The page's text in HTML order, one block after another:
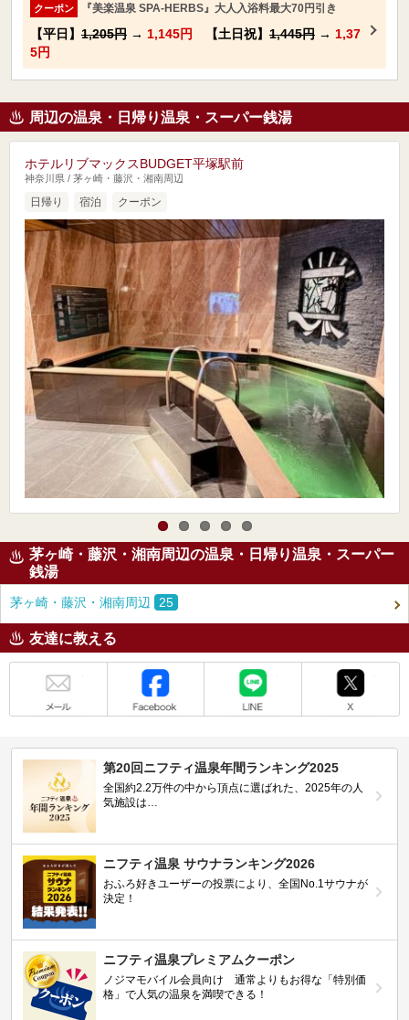
クーポン 『美楽温泉 SPA-HERBS』大人入浴料最大70円引き
【平日】 1,205円 → 1,145円 【土日祝】 1,445円 → 1,37
5円
周辺の温泉・日帰り温泉・スーパー銭湯
ホテルリブマックスBUDGET平塚駅前
神奈川県 / 茅ヶ崎・藤沢・湘南周辺
日帰り 宿泊 クーポン
茅ヶ崎・藤沢・湘南周辺の温泉・日帰り温泉・スーパー
銭湯
茅ヶ崎・藤沢・湘南周辺 25
友達に教える
第20回ニフティ温泉年間ランキング2025
全国約2.2万件の中から頂点に選ばれた、2025年の人
気施設は…
ニフティ温泉 サウナランキング2026
おふろ好きユーザーの投票により、全国No.1サウナが
決定！
ニフティ温泉プレミアムクーポン
ノジマモバイル会員向け 通常よりもお得な「特別価
格」で人気の温泉を満喫できる！